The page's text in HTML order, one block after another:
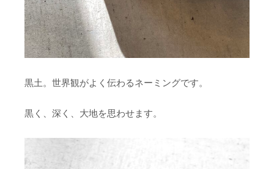
黒土。世界観がよく伝わるネーミングです。
黒く、深く、大地を思わせます。